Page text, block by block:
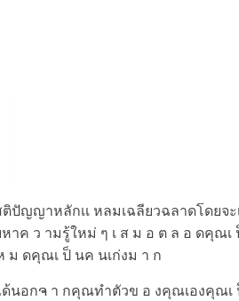
ปัญญาหลักเเ หลมเฉลียวฉลาดโดยจ
าค ว ามรู้ใหม่ ๆ เ ส ม อ ต ล อ ดคุณ
ม ดคุณเ ป็ นค นเก่งม า ก
อกຈ า กคุณทำตัวข อ งคุณเองคุณเ